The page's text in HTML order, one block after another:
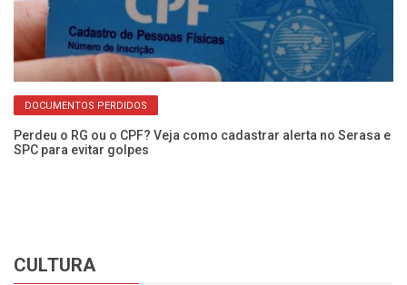
DOCUMENTOS PERDIDOS
Perdeu o RG ou o CPF? Veja como cadastrar alerta no Serasa e
SPC para evitar golpes
CULTURA